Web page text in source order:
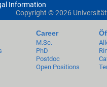
Information
Copyright ©2026
Career
M.Sc.
PhD
Postdoc
Open Positions